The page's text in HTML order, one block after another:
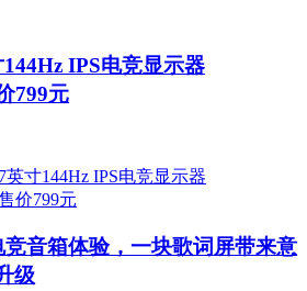
IPS电竞显示器
799元
音箱体验，一块歌词屏带来意
级